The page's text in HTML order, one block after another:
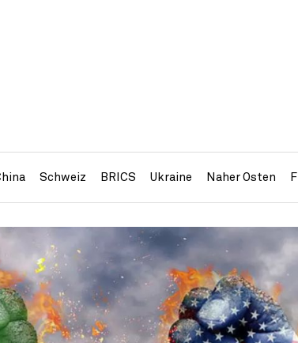
Schweiz BRICS Ukraine Naher Osten